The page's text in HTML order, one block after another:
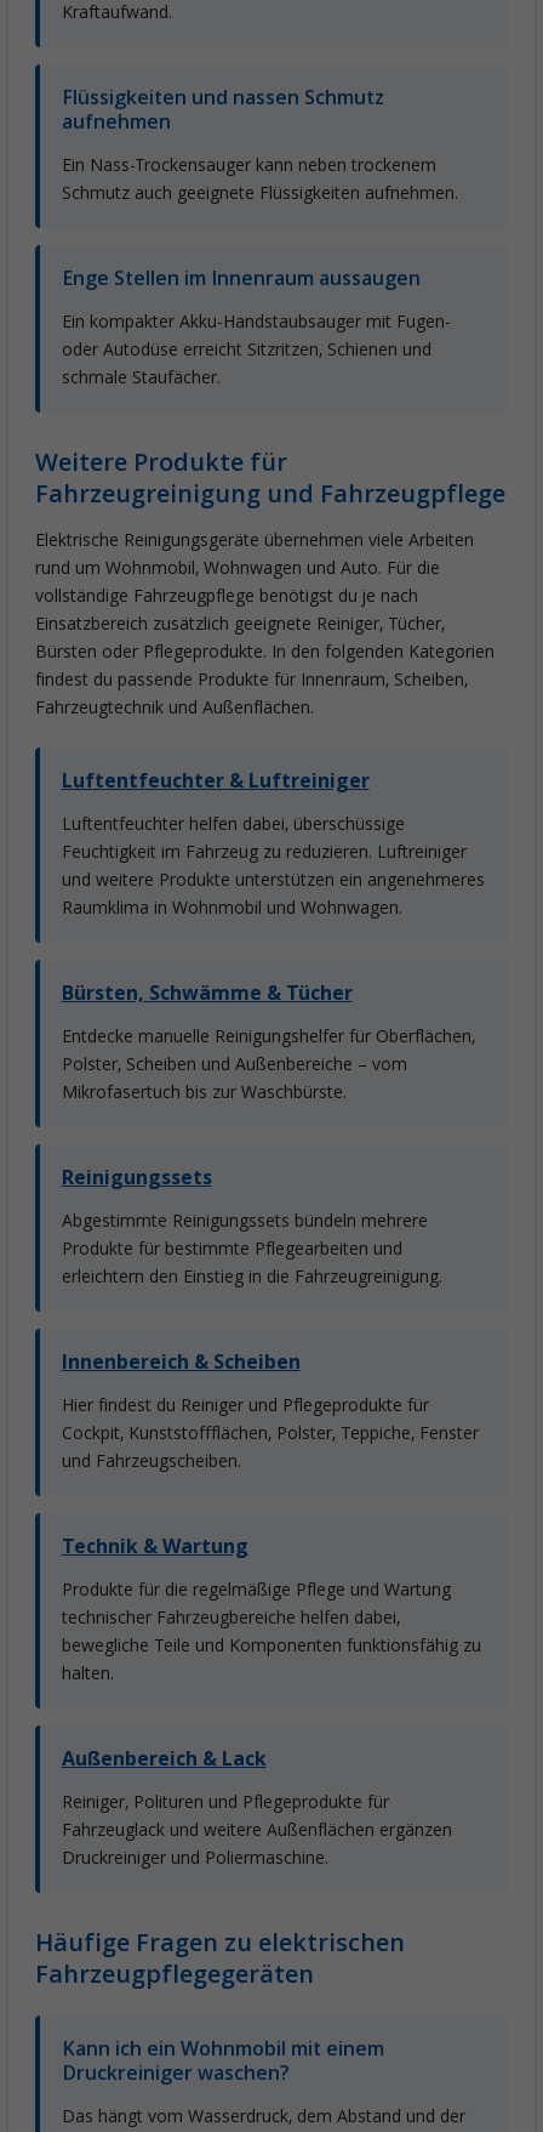
Kraftaufwand.
Flüssigkeiten und nassen Schmutz
aufnehmen
Ein Nass-Trockensauger kann neben trockenem
Schmutz auch geeignete Flüssigkeiten aufnehmen.
Enge Stellen im Innenraum aussaugen
Ein kompakter Akku-Handstaubsauger mit Fugen-
oder Autodüse erreicht Sitzritzen, Schienen und
schmale Staufächer.
Weitere Produkte für
Fahrzeugreinigung und Fahrzeugpflege
Elektrische Reinigungsgeräte übernehmen viele Arbeiten
rund um Wohnmobil, Wohnwagen und Auto. Für die
vollständige Fahrzeugpflege benötigst du je nach
Einsatzbereich zusätzlich geeignete Reiniger, Tücher,
Bürsten oder Pflegeprodukte. In den folgenden Kategorien
findest du passende Produkte für Innenraum, Scheiben,
Fahrzeugtechnik und Außenflächen.
Luftentfeuchter & Luftreiniger
Luftentfeuchter helfen dabei, überschüssige
Feuchtigkeit im Fahrzeug zu reduzieren. Luftreiniger
und weitere Produkte unterstützen ein angenehmeres
Raumklima in Wohnmobil und Wohnwagen.
Bürsten, Schwämme & Tücher
Entdecke manuelle Reinigungshelfer für Oberflächen,
Polster, Scheiben und Außenbereiche – vom
Mikrofasertuch bis zur Waschbürste.
Reinigungssets
Abgestimmte Reinigungssets bündeln mehrere
Produkte für bestimmte Pflegearbeiten und
erleichtern den Einstieg in die Fahrzeugreinigung.
Innenbereich & Scheiben
Hier findest du Reiniger und Pflegeprodukte für
Cockpit, Kunststoffflächen, Polster, Teppiche, Fenster
und Fahrzeugscheiben.
Technik & Wartung
Produkte für die regelmäßige Pflege und Wartung
technischer Fahrzeugbereiche helfen dabei,
bewegliche Teile und Komponenten funktionsfähig zu
halten.
Außenbereich & Lack
Reiniger, Polituren und Pflegeprodukte für
Fahrzeuglack und weitere Außenflächen ergänzen
Druckreiniger und Poliermaschine.
Häufige Fragen zu elektrischen
Fahrzeugpflegegeräten
Kann ich ein Wohnmobil mit einem
Druckreiniger waschen?
Das hängt vom Wasserdruck, dem Abstand und der